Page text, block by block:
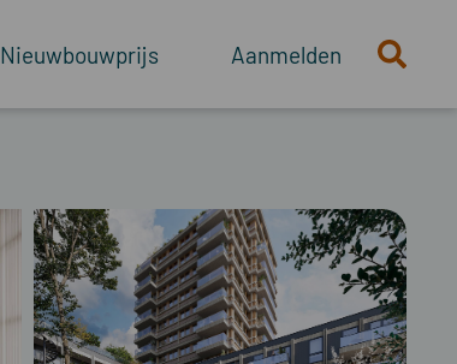
Nieuwbouwprijs Aanmelden